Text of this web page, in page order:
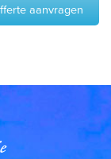
aanvragen